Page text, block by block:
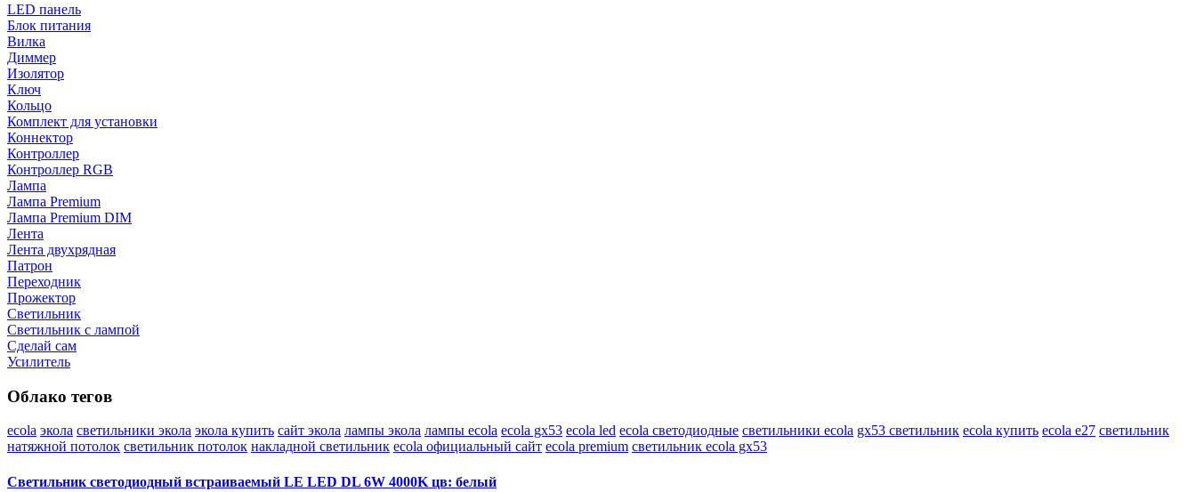
LED панель
Блок питания
Вилка
Диммер
Изолятор
Ключ
Кольцо
Комплект для установки
Коннектор
Контроллер
Контроллер RGB
Лампа
Лампа Premium
Лампа Premium DIM
Лента
Лента двухрядная
Патрон
Переходник
Прожектор
Светильник
Светильник c лампой
Сделай сам
Усилитель
Облако тегов
ecola экола светильники экола экола купить сайт экола лампы экола лампы ecola ecola gx53 ecola led ecola светодиодные светильники ecola gx53 светильник ecola купить ecola e27 светильник
натяжной потолок светильник потолок накладной светильник ecola официальный сайт ecola premium светильник ecola gx53
Светильник светодиодный встраиваемый LE LED DL 6W 4000K цв: белый